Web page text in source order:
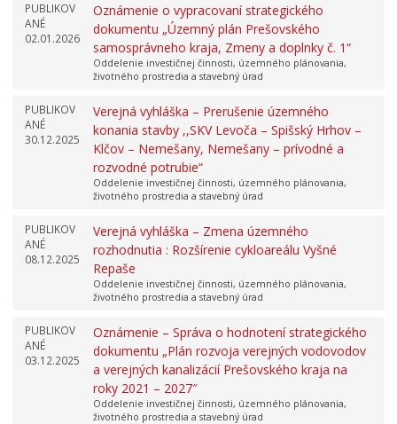
PUBLIKOV
ANÉ
02.01.2026
Oznámenie o vypracovaní strategického
dokumentu „Územný plán Prešovského
samosprávneho kraja, Zmeny a doplnky č. 1“
Oddelenie investičnej činnosti, územného plánovania,
životného prostredia a stavebný úrad
PUBLIKOV
ANÉ
30.12.2025
Verejná vyhláška – Prerušenie územného
konania stavby ,,SKV Levoča – Spišský Hrhov –
Klčov – Nemešany, Nemešany – prívodné a
rozvodné potrubie“
Oddelenie investičnej činnosti, územného plánovania,
životného prostredia a stavebný úrad
PUBLIKOV
ANÉ
08.12.2025
Verejná vyhláška – Zmena územného
rozhodnutia : Rozšírenie cykloareálu Vyšné
Repaše
Oddelenie investičnej činnosti, územného plánovania,
životného prostredia a stavebný úrad
PUBLIKOV
ANÉ
03.12.2025
Oznámenie – Správa o hodnotení strategického
dokumentu „Plán rozvoja verejných vodovodov
a verejných kanalizácií Prešovského kraja na
roky 2021 – 2027″
Oddelenie investičnej činnosti, územného plánovania,
životného prostredia a stavebný úrad